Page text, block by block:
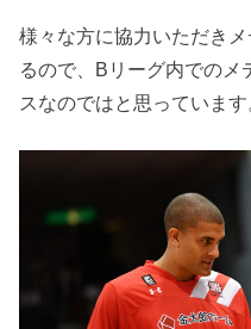
様々な方に協力いただき
るので、Bリーグ内でのメ
スなのではと思っています